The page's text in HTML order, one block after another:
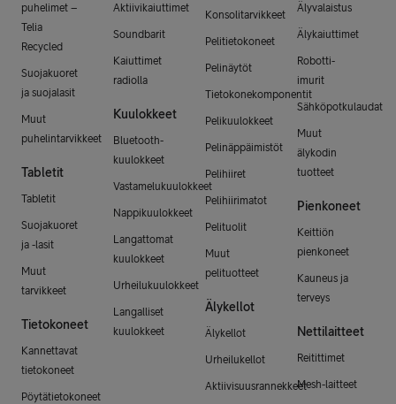
puhelimet –
Telia
Recycled
Suojakuoret
ja suojalasit
Muut
puhelintarvikkeet
Tabletit
Tabletit
Suojakuoret
ja -lasit
Muut
tarvikkeet
Tietokoneet
Kannettavat
tietokoneet
Pöytätietokoneet
Aktiivikaiuttimet
Soundbarit
Kaiuttimet
radiolla
Kuulokkeet
Bluetooth-
kuulokkeet
Vastamelukuulokkeet
Nappikuulokkeet
Langattomat
kuulokkeet
Urheilukuulokkeet
Langalliset
kuulokkeet
Konsolitarvikkeet
Pelitietokoneet
Pelinäytöt
Tietokonekomponentit
Pelikuulokkeet
Pelinäppäimistöt
Pelihiiret
Pelihiirimatot
Pelituolit
Muut
pelituotteet
Älykellot
Älykellot
Urheilukellot
Aktiivisuusrannekkeet
Älyvalaistus
Älykaiuttimet
Robotti-
imurit
Sähköpotkulaudat
Muut
älykodin
tuotteet
Pienkoneet
Keittiön
pienkoneet
Kauneus ja
terveys
Nettilaitteet
Reitittimet
Mesh-laitteet